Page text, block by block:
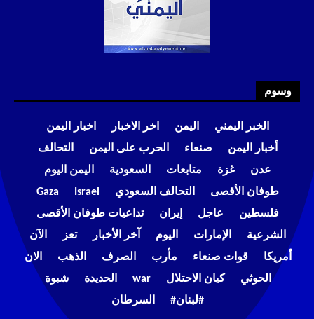
وسوم
الخبر اليمني اليمن اخر الاخبار
اخبار اليمن
أخبار اليمن
صنعاء الحرب على اليمن
التحالف
عدن
غزة متابعات السعودية
اليمن اليوم
طوفان الأقصى
التحالف السعودي Israel
Gaza
فلسطين
عاجل إيران
تداعيات طوفان الأقصى
الشرعية
الإمارات اليوم آخر الأخبار تعز
الآن
أمريكا
قوات صنعاء مأرب الصرف الذهب
الان
الحوثي
كيان الاحتلال war الحديدة
شبوة
#لبنان#
السرطان